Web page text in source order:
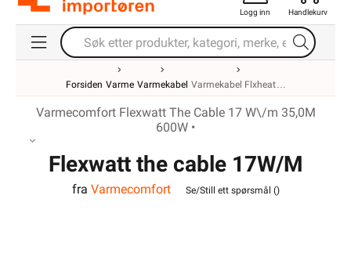
Logg inn Handlekurv
Forsiden Varme Varmekabel Varmekabel Flxheat
Varmecomfort Flexwatt The Cable 17 W\/m 35,0M
600W •
Flexwatt the cable 17W/M
600w 35m
fra Varmecomfort Se/Still ett spørsmål ()